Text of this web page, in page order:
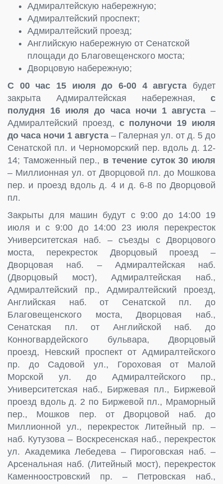
Адмиралтейскую набережную;
Адмиралтейский проспект;
Адмиралтейский проезд;
Английскую набережную от Сенатской
площади до Благовещенского моста;
Дворцовую набережную;
С 00 час 15 июля до 6-00 4 августа будет
закрыта Адмиралтейская набережная, с
полудня 16 июля до часа ночи 1 августа–
Адмиралтейский проезд, с полуночи 19 июля
до часа ночи 1 августа – Галерная ул. от д. 5 до
Сенатской пл. и Черноморский пер. вдоль д. 12-
14; Таможенный пер., в течение суток 30 июля
– Миллионная ул. от Дворцовой пл. до Мошкова
пер. и проезд вдоль д. 4 и д. 6-8 по Дворцовой
пл.
Закрыты для машин будут с 9:00 до 14:00 19
июля и с 9:00 до 14:00 23 июля перекресток
Университетская наб. – съезды с Дворцового
моста, перекресток Дворцовый проезд –
Дворцовая наб. – Адмиралтейская наб.
(Дворцовый мост), Адмиралтейская наб.,
Адмиралтейский пр., Адмиралтейский проезд,
Английская наб. от Сенатской пл. до
Благовещенского моста, Дворцовая наб.,
Сенатская пл. от Английской наб. до
Конногвардейского бульвара, Дворцовый
проезд, Невский проспект от Адмиралтейского
пр. до Садовой ул., Гороховая от Малой
Морской ул. до Адмиралтейского пр.,
Университетская наб., Биржевая пл., Биржевой
проезд вдоль д. 2 по Биржевой пл., Мраморный
пер., Мошков пер. от Дворцовой наб. до
Миллионной ул., перекресток Литейный пр. –
наб. Кутузова – Воскресенская наб., перекресток
ул. Академика Лебедева – Пироговская наб. –
Арсенальная наб. (Литейный мост), перекресток
Каменноостровский пр. – Петровская наб.,